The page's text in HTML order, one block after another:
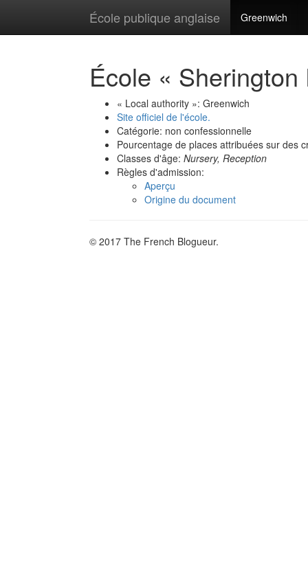
École publique anglaise Greenwich
École «
« Local authority »: Greenwich
Site officiel de l'école.
Catégorie: non confessionnelle
Pourcentage de places attribuées sur des
Classes d'âge: Nursery, Reception
Règles d'admission:
Aperçu
Origine du document
© 2017 The French Blogueur.